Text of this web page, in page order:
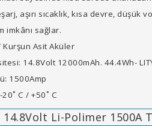
aşırı sıcaklık, kısa devre,
imkânı sağlar.
Kurşun Asit Aküler
14.8Volt 12000mAh. 44.4Wh-
1500Amp
20˚ C / +50˚ C